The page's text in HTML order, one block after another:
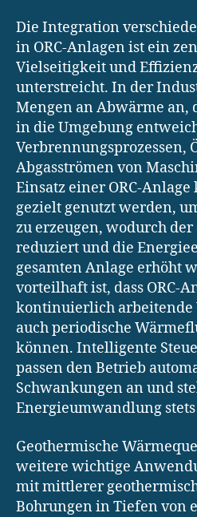
Die Integration
in ORC-Anlagen ist ein
Vielseitigkeit und
unterstreicht. In der
Mengen an Abwärme an,
in die Umgebung
Verbrennungsprozessen,
Abgasströmen von
Einsatz einer ORC-
gezielt genutzt werden,
zu erzeugen, wodurch
reduziert und die
gesamten Anlage erhöht
vorteilhaft ist, dass ORC-
kontinuierlich arbeitende
auch periodische
können. Intelligente
passen den Betrieb
Schwankungen an und
Energieumwandlung
Geothermische
weitere wichtige
mit mittlerer
Bohrungen in Tiefen von